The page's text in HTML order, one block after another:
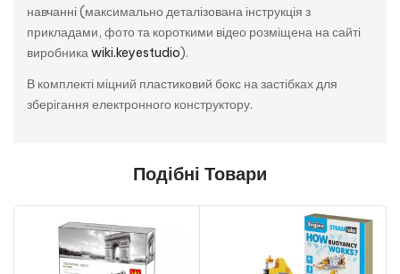
навчанні (максимально деталізована інструкція з
прикладами, фото та короткими відео розміщена на сайті
виробникаwiki.keyestudio).
В комплекті міцний пластиковий бокс на застібках для
зберігання електронного конструктору.
Подібні Товари